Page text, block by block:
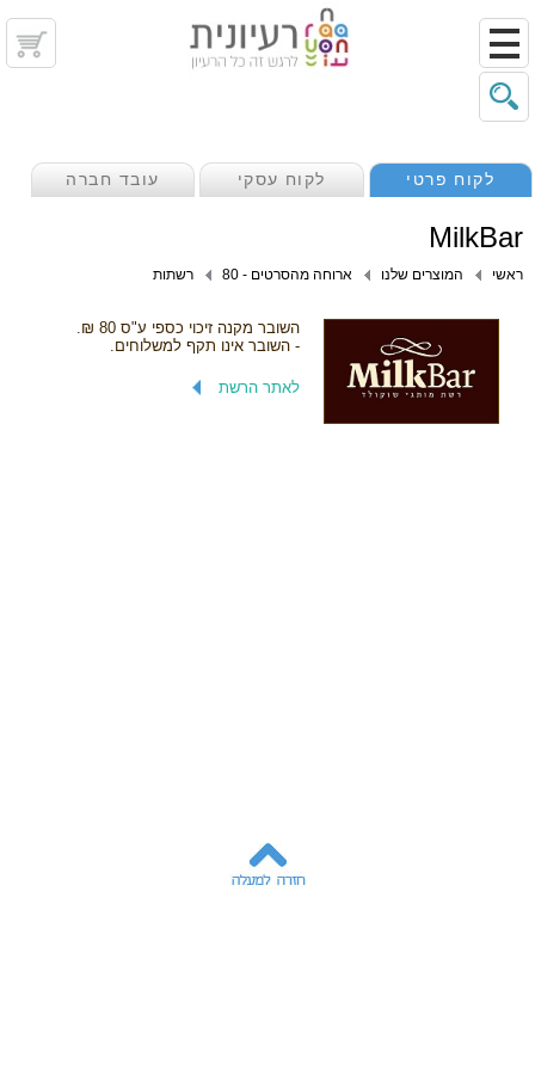
לקוח פרטי לקוח עסקי עובד חברה
MilkBar
ראשי המוצרים שלנו ארוחה מהסרטים - 80 רשתות
השובר מקנה זיכוי כספי ע"ס 80 ₪.
- השובר אינו תקף למשלוחים.
לאתר הרשת